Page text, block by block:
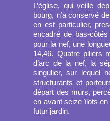
L’église, qui veille
bourg, n’a conservé
en est particulier,
encadré de bas-
pour la nef, une
14,46. Quatre piliers
d’arc de la nef, la
singulier, sur lequel
structurants et
départ des murs,
en avant seize îlots en
futur jardin.